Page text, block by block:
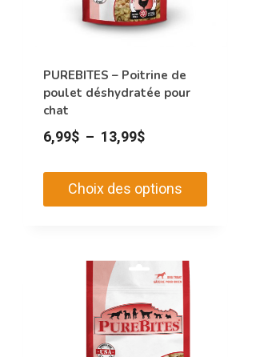
PUREBITES – Poitrine de
poulet déshydratée pour
chat
6,99$ – 13,99$Plage
prix :
6,99$
Choix des options
plusieurs